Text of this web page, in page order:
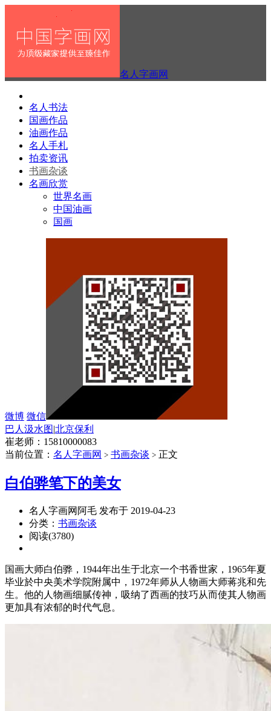
名人字画网
名人书法
国画作品
油画作品
名人手札
拍卖资讯
书画杂谈
名画欣赏
世界名画
中国油画
国画
微博 微信
巴人汲水图|北京保利
崔老师：15810000083
当前位置： 名人字画网 > 书画杂谈 > 正文
白伯骅笔下的美女
名人字画网阿毛 发布于 2019-04-23
分类： 书画杂谈
阅读(3780)
国画大师白伯骅，1944年出生于北京一个书香世家，1965年夏
毕业於中央美术学院附属中，1972年师从人物画大师蒋兆和先
生。他的人物画细腻传神，吸纳了西画的技巧从而使其人物画
更加具有浓郁的时代气息。